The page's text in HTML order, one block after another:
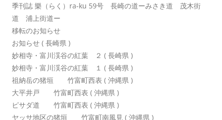
季刊誌 樂（らく）ra-ku 59号 長崎の道ーみさき道 茂木街
道 浦上街道ー
移転のお知らせ
お知らせ ( 長崎県 )
妙相寺・富川渓谷の紅葉 ２ ( 長崎県 )
妙相寺・富川渓谷の紅葉 １ ( 長崎県 )
祖納岳の猪垣 竹富町西表 ( 沖縄県 )
大平井戸 竹富町西表 ( 沖縄県 )
ピサダ道 竹富町西表 ( 沖縄県 )
ヤッサ地区の猪垣 竹富町南風見 ( 沖縄県 )